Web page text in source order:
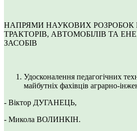
НАПРЯМИ НАУКОВИХ РОЗРОБОК
ТРАКТОРІВ, АВТОМОБІЛІВ ТА
ЗАСОБІВ
Удосконалення педагогічних
майбутніх фахівців аграрно-
- Віктор ДУГАНЕЦЬ,
- Микола ВОЛИНКІН.